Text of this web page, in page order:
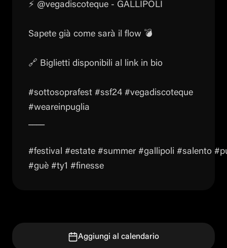
⚡️ @vegadiscoteque - GALLIPOLI
Sapete già come sarà il flow 💣
🔗 Biglietti disponibili al link in bio
#sottosoprafest #ssf24 #vegadiscoteque
#weareinpuglia
____
#festival #estate #summer #gallipoli #salento
#guè #ty1 #finesse
Aggiungi al calendario